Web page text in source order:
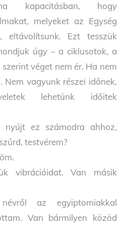
kapacitásban, hogy
melyeket az Egység
eltávolítsunk. Ezt tesszük
úgy – a ciklusotok, a
véget nem ér. Ha nem
Nem vagyunk részei időnek,
lehetünk időitek
nyújt ez számodra ahhoz,
testvérem?
vibrációidat. Van másik
az egyiptomiakkal
Van bármilyen közöd